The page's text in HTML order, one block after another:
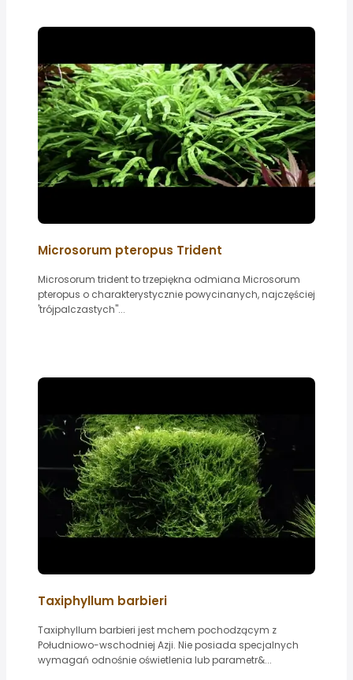
Microsorum pteropus Trident
Microsorum trident to trzepiękna odmiana Microsorum
pteropus o charakterystycznie powycinanych, najczęściej
'trójpalczastych"...
Taxiphyllum barbieri
Taxiphyllum barbieri jest mchem pochodzącym z
Południowo-wschodniej Azji. Nie posiada specjalnych
wymagań odnośnie oświetlenia lub parametr&...